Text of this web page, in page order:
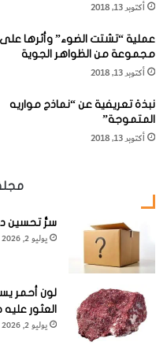
ويمكن أيضاً للينابيع
الضغط الطبيعي، ولذا فإن
المصرية على سبيل المثال
والماء يعتبر مذيباً فريداً
وحينما يتكثف الماء ويسقط
كميات قليلة من المواد
جريانه على الأرض فإنه يذيب
بها، ولذلك فإنه يمكن القول إن
وغالباً ما تكون مكوناته
وكلوريدات وكبريتات
ا
ا
ل
ت
ب
ي
ع
ا
ح
ق
و
ا
ل
ن
"
أكتوبر 13, 2018
عملية “تشتت الضوء” وأثرها على
مجموعة من الظواهر الجوية
أكتوبر 13, 2018
نبذة تعريفية عن “نماذج مواريه
المتموجة”
أكتوبر 13, 2018
سرُّ تحسين
يوليو 2, 2026
لون أحمر
العثور
يوليو 2, 2026